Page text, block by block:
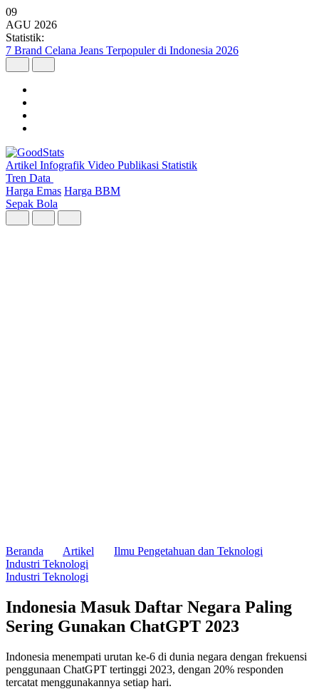
09
AGU 2026
Statistik:
Wilayah dengan Pertumbuhan Ekonomi Tertinggi Triwulan II 2026
Artikel Infografik Video Publikasi Statistik
Tren Data
Harga Emas Harga BBM
Sepak Bola
Beranda Artikel
Ilmu Pengetahuan dan Teknologi
Industri Teknologi
Industri Teknologi
Indonesia Masuk Daftar Negara Paling
Sering Gunakan ChatGPT 2023
Indonesia menempati urutan ke-6 di dunia negara dengan frekuensi
penggunaan ChatGPT tertinggi 2023, dengan 20% responden
tercatat menggunakannya setiap hari.